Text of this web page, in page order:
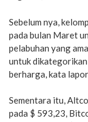
Sebelum nya,
pada bulan Maret
pelabuhan yang
untuk
berharga, kata
Sementara itu,
pada $ 593,23,